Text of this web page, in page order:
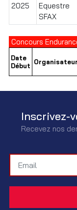
2025
Equestre
SFAX
Concours
Date
Début Organisateur
Inscrivez-
Recevez nos